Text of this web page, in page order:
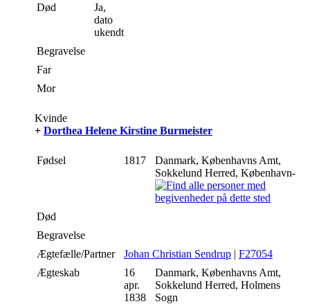
Død
Ja,
dato
ukendt
Begravelse
Far
Mor
Kvinde
+ Dorthea Helene Kirstine Burmeister
Fødsel 1817
Danmark, Københavns Amt,
Sokkelund Herred, København-
Død
Begravelse
Ægtefælle/Partner
Johan Christian Sendrup | F27054
Ægteskab
16
apr.
1838
Danmark, Københavns Amt,
Sokkelund Herred, Holmens
Sogn